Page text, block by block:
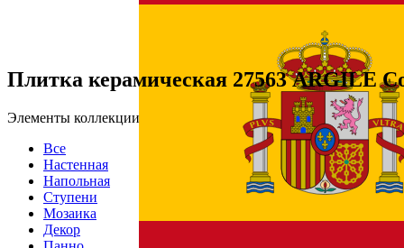
Плитка керамическая 27563 ARGILE
Элементы коллекции
Все
Настенная
Напольная
Ступени
Мозаика
Декор